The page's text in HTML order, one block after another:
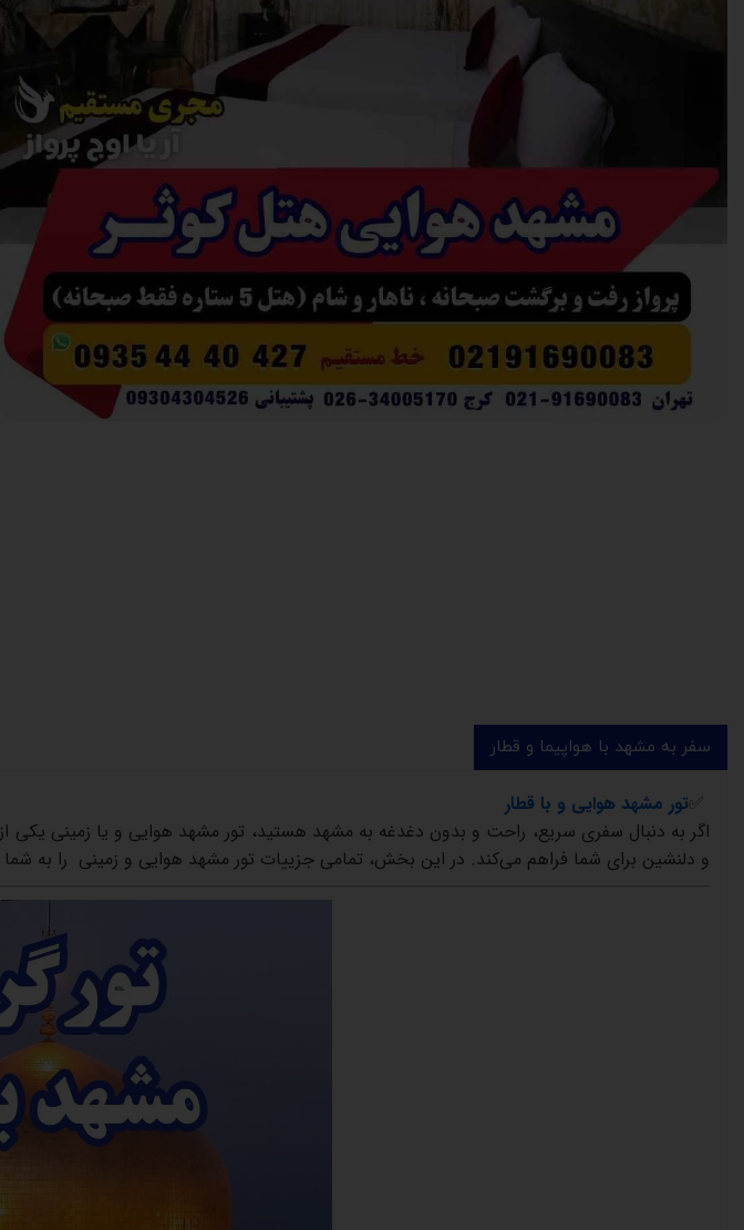
سفر به مشهد با هواپیما و قطار
تور مشهد هوایی و با قطار
اگر به دنبال سفری سریع، راحت و بدون دغدغه به مشهد هستید، تور مشهد هوایی و یا زمینی یکی از
و دلنشین برای شما فراهم می‌کند. در این بخش، تمامی جزییات تور مشهد هوایی و زمینی را به شما